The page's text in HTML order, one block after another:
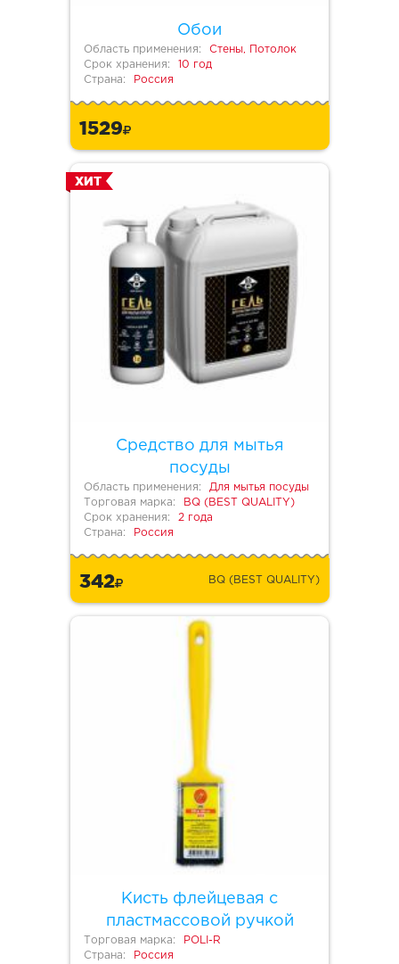
Обои
Область применения:
Стены, Потолок
Срок хранения:
10 год
Страна:
Россия
1529
Средство для мытья
посуды
ХИТ
Область применения:
Для мытья посуды
Торговая марка:
BQ (BEST QUALITY)
Срок хранения:
2 года
Страна:
Россия
342 BQ (BEST QUALITY)
Кисть флейцевая с
пластмассовой ручкой
Торговая марка:
POLI-R
Страна:
Россия